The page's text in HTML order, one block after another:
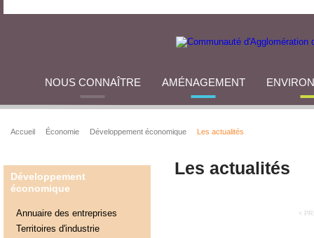
NOUS CONNAÎTRE AMÉNAGEMENT
Accueil Économie Développement économique Les actualités
Développement
économique
Annuaire des entreprises
Territoires d'industrie
Les actualités
<